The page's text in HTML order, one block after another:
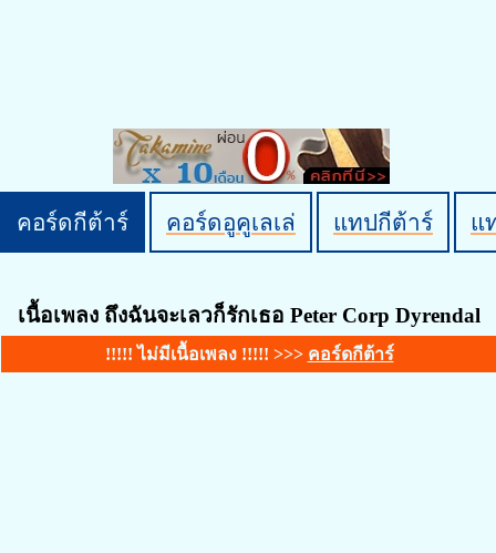
คอร์ดกีต้าร์ คอร์ดอูคูเลเล่ แทปกีต้าร์ แ
เนื้อเพลง ถึงฉันจะเลวก็รักเธอ Peter Corp Dyrendal
!!!!! ไม่มีเนื้อเพลง !!!!! >>> คอร์ดกีต้าร์